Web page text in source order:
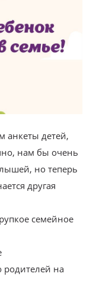
анкеты детей,
нам бы очень
но теперь
другая
семейное
родителей на